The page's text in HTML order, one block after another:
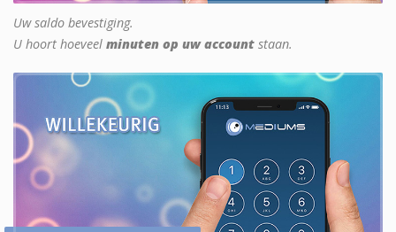
Uw saldo bevestiging.
U hoort hoeveel minuten op uw account staan.